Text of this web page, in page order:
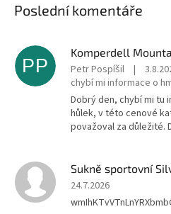
Poslední komentáře
PP
Komperdell
Petr Pospíšil |
chybí mi informace o
Dobrý den, chybí mi tu
hůlek, v této cenové
považoval za důležité.
Sukně sportovní
24.7.2026